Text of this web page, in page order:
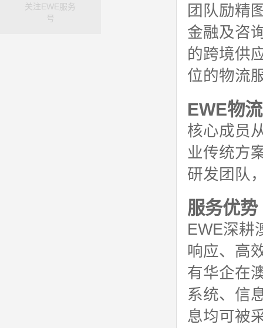
关注EWE服务
号
团队励精
金融及咨
的跨境供
位的物流
EWE物
核心成员
业传统方
研发团队
服务优势
EWE深耕
响应、高
有华企在
系统、信
息均可被